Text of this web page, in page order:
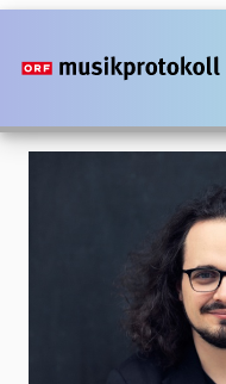
Direkt
zum